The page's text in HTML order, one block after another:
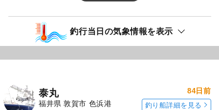
釣行当日の気象情報を表示
泰丸
福井県 敦賀市 色浜港
84日前
釣り船詳細を見る